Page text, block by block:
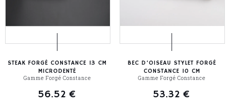
STEAK FORGÉ CONSTANCE 13 CM
MICRODENTÉ
Gamme Forgé Constance
56.52 €
BEC D’OISEAU STYLET FORGÉ
CONSTANCE 10 CM
Gamme Forgé Constance
53.32 €